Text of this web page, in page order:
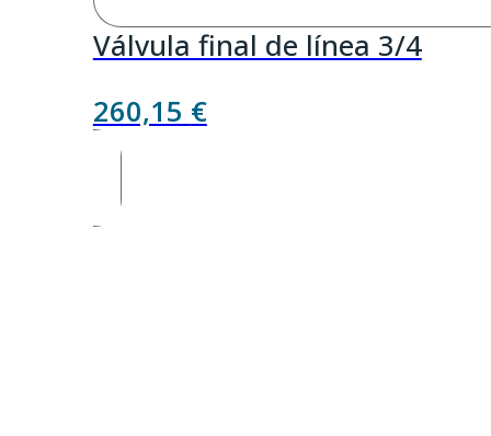
Válvula final de línea 3/4
260,15 €